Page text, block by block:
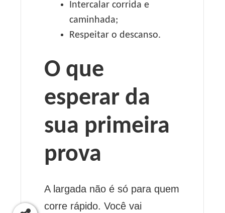
Intercalar corrida e
caminhada;
Respeitar o descanso.
O que
esperar da
sua primeira
prova
A largada não é só para quem
corre rápido. Você vai